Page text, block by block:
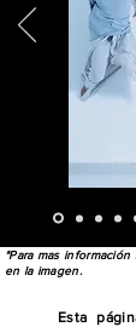
*Para mas
en la imagen.
Esta